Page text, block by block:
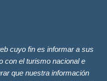
cuyo fin es informar a sus
con el turismo nacional e
que nuestra información